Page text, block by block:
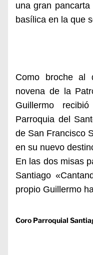
una gran
basílica en la que
Como broche al
novena de la
Guillermo
Parroquia del
de San Francisco
en su nuevo
En las dos misas
Santiago
propio Guillermo
Coro Parroquial